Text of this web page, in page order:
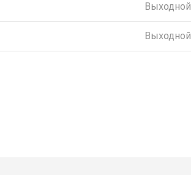
Выходной
Выходной